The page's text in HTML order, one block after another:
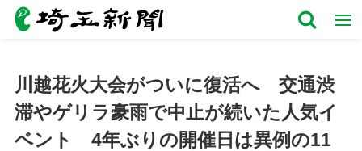
川越花火大会がついに復活へ 交通渋
滞やゲリラ豪雨で中止が続いた人気イ
ベント 4年ぶりの開催日は異例の11